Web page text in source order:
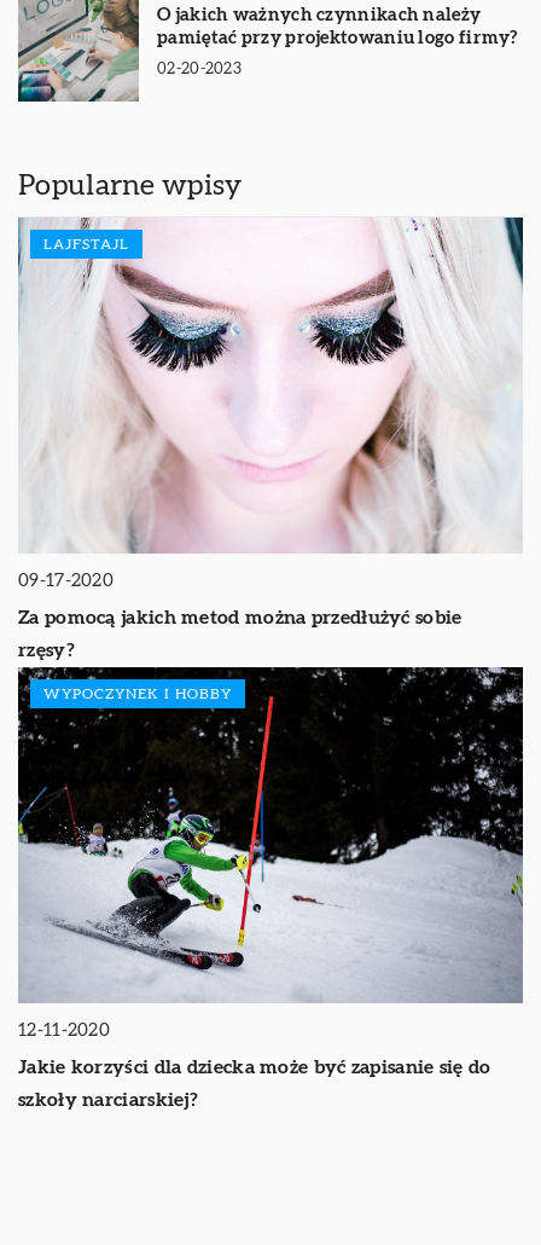
O jakich ważnych czynnikach należy
pamiętać przy projektowaniu logo firmy?
02-20-2023
Popularne wpisy
LAJFSTAJL
09-17-2020
Za pomocą jakich metod można przedłużyć sobie
rzęsy?
WYPOCZYNEK I HOBBY
12-11-2020
Jakie korzyści dla dziecka może być zapisanie się do
szkoły narciarskiej?